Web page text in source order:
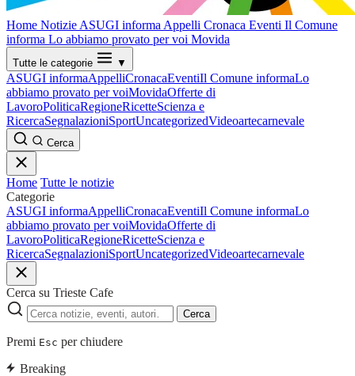
Home Notizie ASUGI informa Appelli Cronaca Eventi Il Comune
informa Lo abbiamo provato per voi Movida
Tutte le categorie ▼
ASUGI informaAppelliCronacaEventiIl Comune informaLo
abbiamo provato per voiMovidaOfferte di
LavoroPoliticaRegioneRicetteScienza e
RicercaSegnalazioniSportUncategorizedVideoartecarnevale
Cerca
Home Tutte le notizie
Categorie
ASUGI informaAppelliCronacaEventiIl Comune informaLo
abbiamo provato per voiMovidaOfferte di
LavoroPoliticaRegioneRicetteScienza e
RicercaSegnalazioniSportUncategorizedVideoartecarnevale
Cerca su Trieste Cafe
Cerca
Premi Esc per chiudere
Breaking